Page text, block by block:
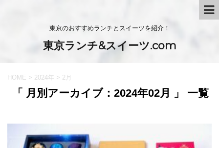
東京のおすすめランチとスイーツを紹介！
東京ランチ&スイーツ.com
HOME > 2024年 > 2月
「 月別アーカイブ：2024年02月 」 一覧